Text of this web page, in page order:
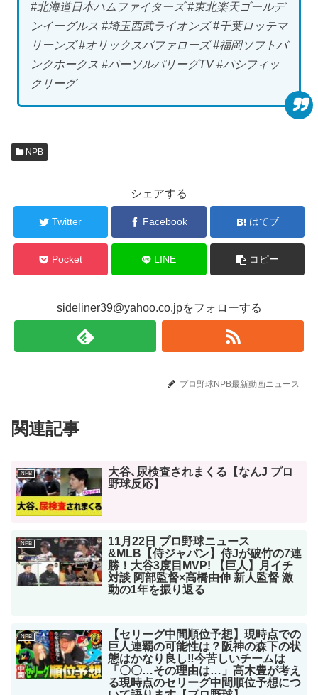
#北海道日本ハムファイターズ #東北楽天ゴールデ
ンイーグルス #埼玉西武ライオンズ #千葉ロッテマ
リーンズ #オリックスバファローズ #福岡ソフトバ
ンクホークス #パーソルパリーグTV #パシフィッ
クリーグ
NPB
シェアする
Twitter Facebook はてブ
Pocket LINE コピー
sideliner39@yahoo.co.jpをフォローする
プロ野球NPB最新動画ニュース
関連記事
NPB
大谷､尿検査されまくる【なんJ プロ
野球反応】
NPB
11月22日 プロ野球ニュース
&MLB【侍ジャパン】侍Jが破竹の7連
勝！大谷3度目MVP! 【巨人】月イチ
対談 阿部監督×高橋由伸 新人監督 激
動の1年を振り返る
NPB
【セリーグ中間順位予想】現時点での
巨人連覇の可能性は？阪神の森下の状
態はかなり良し‼︎今苦しいチームは
「〇〇…その理由は…」高木豊が考え
る現時点のセリーグ中間順位予想につ